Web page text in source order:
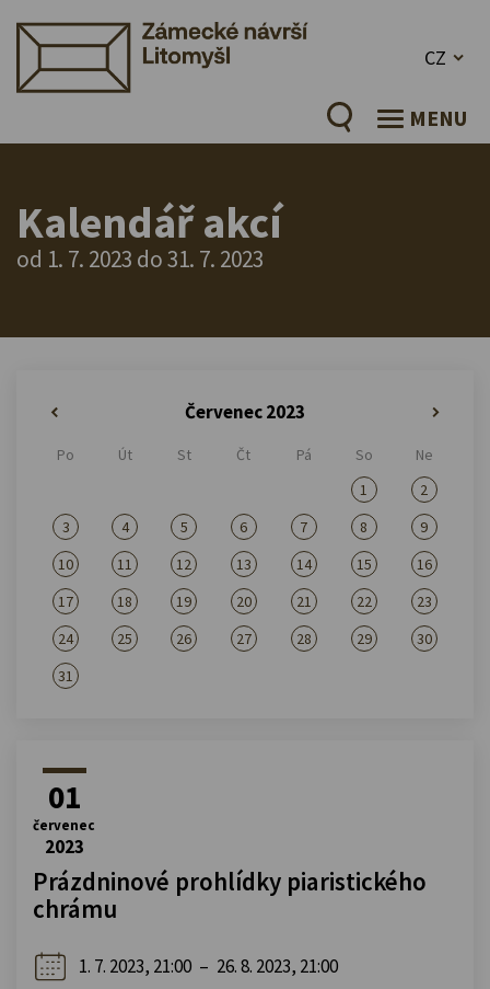
CZ
MENU
Kalendář akcí
od 1. 7. 2023 do 31. 7. 2023
Červenec 2023
Po Út St Čt Pá So
Ne
1
2
3
4 5 6 7 8
9
10
11 12 13 14 15
16
17
18 19 20 21 22
23
24
25 26 27 28 29
30
31
01
červenec
2023
Prázdninové prohlídky piaristického
chrámu
1. 7. 2023, 21:00 – 26. 8. 2023, 21:00